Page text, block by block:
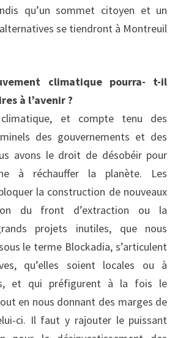
qu’un sommet citoyen et un
se tiendront à Montreuil
climatique pourra- t-il
à l’avenir ?
climatique, et compte tenu des
des gouvernements et des
avons le droit de désobéir pour
à réchauffer la planète. Les
la construction de nouveaux
du front d’extraction ou la
projets inutiles, que nous
le terme Blockadia, s’articulent
qu’elles soient locales ou à
et qui préfigurent à la fois le
en nous donnant des marges de
ci. Il faut y rajouter le puissant